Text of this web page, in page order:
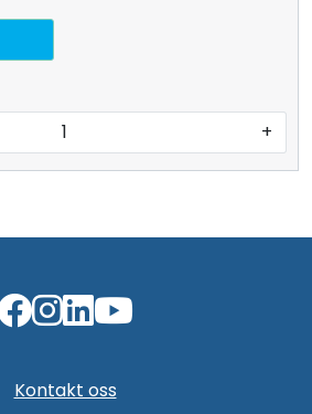
+
Kontakt oss